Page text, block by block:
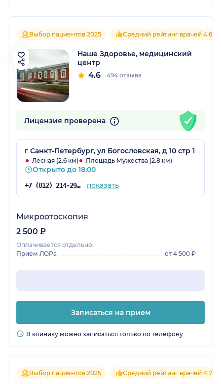
Выбор пациентов 2025 Средний рейтинг врачей 4.6
Наше Здоровье, медицинский
центр
4.6 494 отзыва
Лицензия проверена
г Санкт-Петербург, ул Богословская, д 10 стр 1
Лесная (2.6 км) Площадь Мужества (2.8 км)
Открыто до 18:00
+7 (812) 214-29-10 показать
Микроотоскопия
2 500 ₽
Оплачивается отдельно:
Прием ЛОРа
от 4 500 ₽
Записаться на прием
В клинику можно записаться только по телефону
Выбор пациентов 2025 Средний рейтинг врачей 4.7